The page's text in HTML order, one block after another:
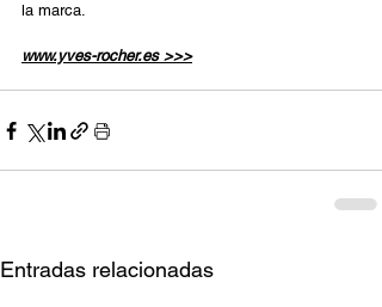
la marca.
www.yves-rocher.es >>>
Entradas relacionadas